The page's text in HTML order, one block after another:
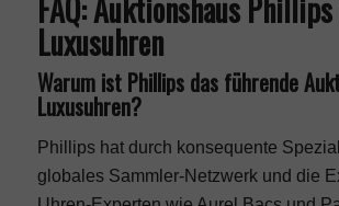
FAQ: Auktionshaus Phillips
Luxusuhren
Warum ist Phillips das führende
Luxusuhren?
Phillips hat durch konsequente
globales Sammler-Netzwerk und die